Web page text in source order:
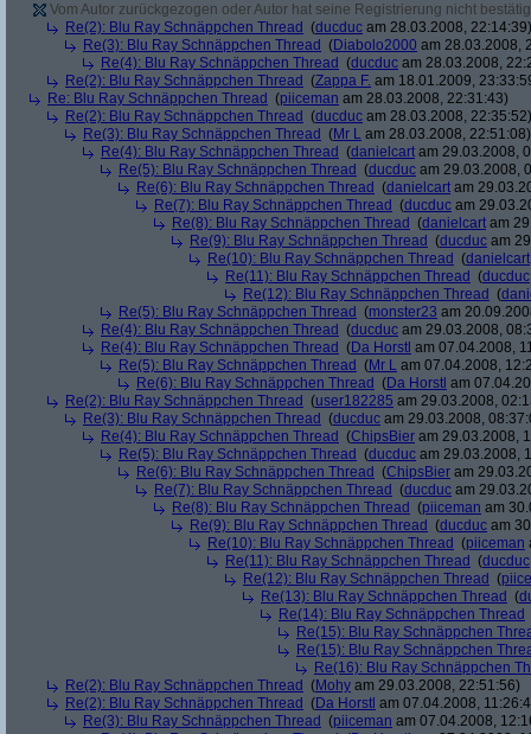
Vom Autor zurückgezogen oder Autor hat seine Registrierung nicht
Re(2): Blu Ray Schnäppchen Thread (ducduc am 28.03.2008, 22:14:39)
Re(3): Blu Ray Schnäppchen Thread (Diabolo2000 am 28.03.2008,
Re(4): Blu Ray Schnäppchen Thread (ducduc am 28.03.2008,
Re(2): Blu Ray Schnäppchen Thread (Zappa F. am 18.01.2009,
Re: Blu Ray Schnäppchen Thread (piiceman am 28.03.2008, 22:31:43)
Re(2): Blu Ray Schnäppchen Thread (ducduc am 28.03.2008, 22:35:52)
Re(3): Blu Ray Schnäppchen Thread (Mr L am 28.03.2008, 22:51:08)
Re(4): Blu Ray Schnäppchen Thread (danielcart am 29.03.2008,
Re(5): Blu Ray Schnäppchen Thread (ducduc am 29.03.2008,
Re(6): Blu Ray Schnäppchen Thread (danielcart am
Re(7): Blu Ray Schnäppchen Thread (ducduc am
Re(8): Blu Ray Schnäppchen Thread (danielcart am
Re(9): Blu Ray Schnäppchen Thread (ducduc am
Re(10): Blu Ray Schnäppchen Thread (danielcart
Re(11): Blu Ray Schnäppchen Thread (ducduc
Re(12): Blu Ray Schnäppchen Thread (
Re(5): Blu Ray Schnäppchen Thread (monster23 am
Re(4): Blu Ray Schnäppchen Thread (ducduc am 29.03.2008,
Re(4): Blu Ray Schnäppchen Thread (Da Horstl am 07.04.2008,
Re(5): Blu Ray Schnäppchen Thread (Mr L am 07.04.2008,
Re(6): Blu Ray Schnäppchen Thread (Da Horstl am
Re(2): Blu Ray Schnäppchen Thread (user182285 am 29.03.2008,
Re(3): Blu Ray Schnäppchen Thread (ducduc am 29.03.2008,
Re(4): Blu Ray Schnäppchen Thread (ChipsBier am 29.03.2008,
Re(5): Blu Ray Schnäppchen Thread (ducduc am 29.03.2008,
Re(6): Blu Ray Schnäppchen Thread (ChipsBier am
Re(7): Blu Ray Schnäppchen Thread (ducduc am
Re(8): Blu Ray Schnäppchen Thread (piiceman am
Re(9): Blu Ray Schnäppchen Thread (ducduc am
Re(10): Blu Ray Schnäppchen Thread (piiceman
Re(11): Blu Ray Schnäppchen Thread (ducduc
Re(12): Blu Ray Schnäppchen Thread (
Re(13): Blu Ray Schnäppchen Thread (
Re(14): Blu Ray Schnäppchen Thread
Re(15): Blu Ray Schnäppchen
Re(15): Blu Ray Schnäppchen
Re(16): Blu Ray Schnäppchen
Re(2): Blu Ray Schnäppchen Thread (Mohy am 29.03.2008, 22:51:56)
Re(2): Blu Ray Schnäppchen Thread (Da Horstl am 07.04.2008,
Re(3): Blu Ray Schnäppchen Thread (piiceman am 07.04.2008,